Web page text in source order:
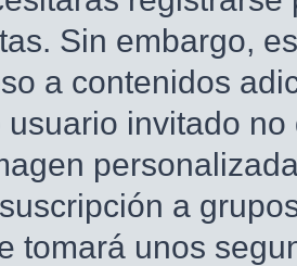
Sin embargo,
a contenidos
usuario invitado
a
tomará unos